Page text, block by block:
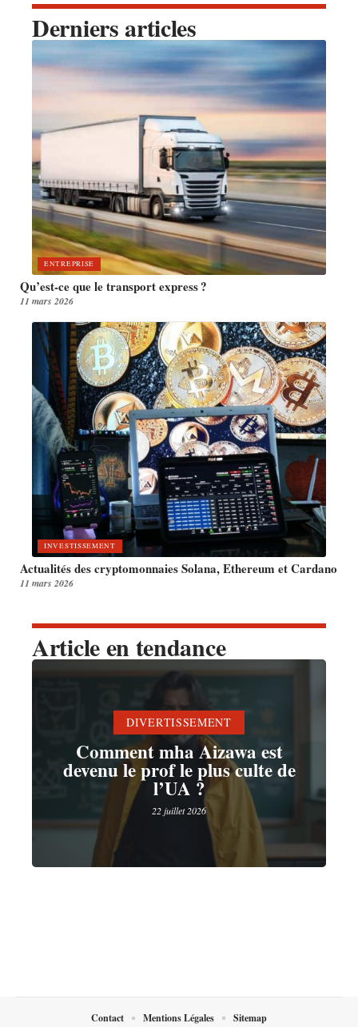
Derniers articles
ENTREPRISE
Qu’est-ce que le transport express ?
11 mars 2026
INVESTISSEMENT
Actualités des cryptomonnaies Solana, Ethereum et Cardano
11 mars 2026
Article en tendance
DIVERTISSEMENT
Comment mha Aizawa est
devenu le prof le plus culte de
l’UA ?
22 juillet 2026
Contact Mentions Légales Sitemap